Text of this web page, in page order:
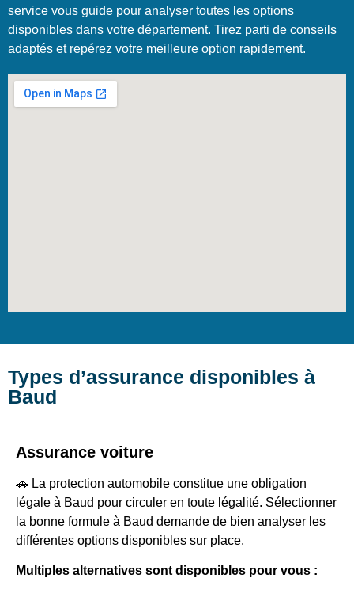
service vous guide pour analyser toutes les options
disponibles dans votre département. Tirez parti de conseils
adaptés et repérez votre meilleure option rapidement.
Types d’assurance disponibles à
Baud
Assurance voiture
🚗 La protection automobile constitue une obligation
légale à Baud pour circuler en toute légalité. Sélectionner
la bonne formule à Baud demande de bien analyser les
différentes options disponibles sur place.
Multiples alternatives sont disponibles pour vous :